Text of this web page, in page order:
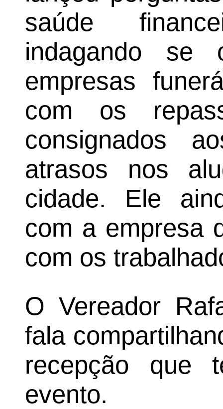
saúde
indagando se
empresas
com os
consignados
atrasos nos
cidade. Ele
com a empresa
com os
O Vereador
fala
recepção que
evento.